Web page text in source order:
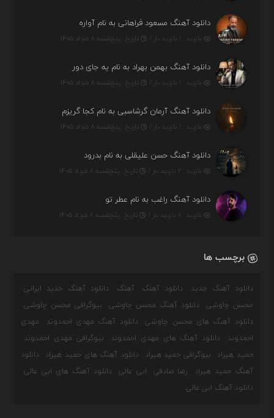
دانلود آهنگ مسعود فراهانی به نام آواره
بازدید : ۱ بازدید بار / تاریخ : پنج‌شنبه ۸ مرداد ۱۴۰۵
دانلود آهنگ بهمن بهراد به نام یه جای دور
بازدید : ۱ بازدید بار / تاریخ : پنج‌شنبه ۸ مرداد ۱۴۰۵
دانلود آهنگ آرمان گرشاسبی به نام کجا گریزم
بازدید : ۱ بازدید بار / تاریخ : پنج‌شنبه ۸ مرداد ۱۴۰۵
دانلود آهنگ حسن علیقلی به نام بدرود
بازدید : ۲ بازدید بار / تاریخ : پنج‌شنبه ۸ مرداد ۱۴۰۵
دانلود آهنگ راغب به نام عطر تو
بازدید : ۰ بازدید بار / تاریخ : پنج‌شنبه ۸ مرداد ۱۴۰۵
برچسب ها
دانلود آهنگ جدید دانلود آهنگ آهنگ
دانلود آهنگ جدید ایرانی
محسن چاوشی
دانلود آهنگ محسن چاوشی
بیوگرافی محسن چاوشی
دانلود آهنگ های محسن چاوشی
دانلود آهنگ مهدی احمدوند
مهدی
احمدوند
دانلود آهنگ های مهدی احمدوند
بیوگرافی مهدی احمدوند
حمید هیراد
بیوگرافی حمید هیراد دانلود آهنگ های حمید هیراد
دانلود
آهنگ حمید هیراد
رضا صادقی ابی عالی
دانلود آهنگ های ابی عالی
دانلود آهنگ ابی عالی